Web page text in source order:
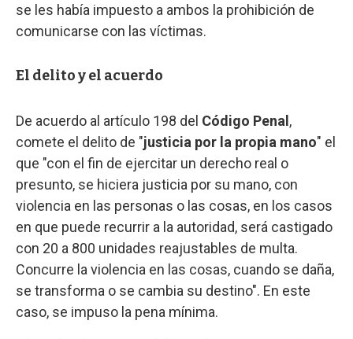
se les había impuesto a ambos la prohibición de
comunicarse con las víctimas.
El delito y el acuerdo
De acuerdo al artículo 198 del Código Penal ,
comete el delito de "justicia por la propia mano" el
que "con el fin de ejercitar un derecho real o
presunto, se hiciera justicia por su mano, con
violencia en las personas o las cosas, en los casos
en que puede recurrir a la autoridad, será castigado
con 20 a 800 unidades reajustables de multa.
Concurre la violencia en las cosas, cuando se daña,
se transforma o se cambia su destino". En este
caso, se impuso la pena mínima.